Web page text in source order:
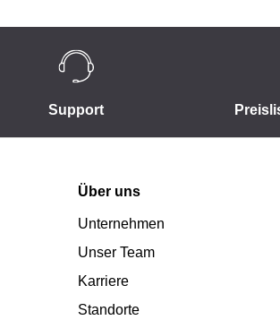
Support
Über uns
Unternehmen
Unser Team
Karriere
Standorte